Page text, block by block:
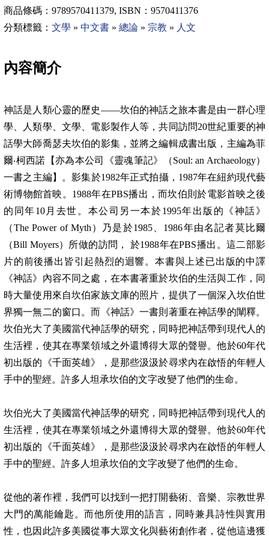
商品條碼： 9789570411379, ISBN ： 9570411376
分類標籤： 文學 » 中文書 » 總論 » 宗教 » 人文
內容簡介
神話是人類心靈的歷史——坎伯的神話之旅本書是由一群心理
學、人類學、文學、電影製作人等，共同訪問20世紀重要的神
話學大師喬瑟夫坎伯的影集，並將之編輯成書出版，主編為菲
爾‧柯西諾【亦為本公司《靈魂筆記》（Soul: an Archaeology）
一書之主編】。影集於1982年正式拍攝， 1987年在紐約現代藝
術博物館首映。 1988年在PBS播出，而坎伯則於電影首映之後
的同年10月去世。本公司另一本於1995年出版的《神話》
（The Power of Myth）乃是於1985、 1986年由名記者莫比爾
（Bill Moyers）所做的訪問， 於1988年在PBS播出。這二部影
片的前後播出皆引起熱烈的迴響。本書與上述已出版的中譯
《神話》內容不同之處，在本書著重於坎伯的生活與工作，同
時大量使用來自坎伯家族文庫的照片，提供了一個深入坎伯世
界獨一無二的窗口。而《神話》一書則著重在神話學的闡釋。
坎伯光大了美國當代神話學的研究，同時把神話帶到現代人的
生活裡，使其在專業領域之外還博得大眾的聲譽。他於60年代
初出版的《千面英雄》，是那些汲汲於尋求內在啟悟的年輕人
手中的聖經。許多人坦承坎伯的文字改變了他們的生命。
坎伯光大了美國當代神話學的研究，同時把神話帶到現代人的
生活裡，使其在專業領域之外還博得大眾的聲譽。他於60年代
初出版的《千面英雄》，是那些汲汲於尋求內在啟悟的年輕人
手中的聖經。許多人坦承坎伯的文字改變了他們的生命。
從他的著作裡，我們可以找到一把打開藝術、音樂、宗教世界
大門的萬能鑰匙。而他所使用的語言，同時兼具詩性與實用
性，也因此許多美國從事大眾文化與藝術創作者，從他這邊獲